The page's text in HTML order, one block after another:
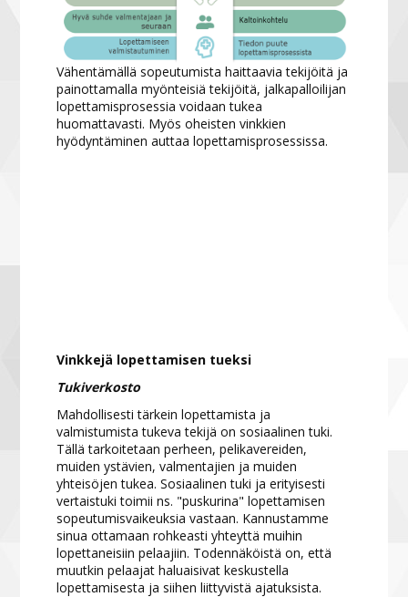
Vähentämällä sopeutumista haittaavia tekijöitä ja
painottamalla myönteisiä tekijöitä, jalkapalloilijan
lopettamisprosessia voidaan tukea
huomattavasti. Myös oheisten vinkkien
hyödyntäminen auttaa lopettamisprosessissa.
Vinkkejä lopettamisen tueksi
Tukiverkosto
Mahdollisesti tärkein lopettamista ja
valmistumista tukeva tekijä on sosiaalinen tuki.
Tällä tarkoitetaan perheen, pelikavereiden,
muiden ystävien, valmentajien ja muiden
yhteisöjen tukea. Sosiaalinen tuki ja erityisesti
vertaistuki toimii ns. "puskurina" lopettamisen
sopeutumisvaikeuksia vastaan. Kannustamme
sinua ottamaan rohkeasti yhteyttä muihin
lopettaneisiin pelaajiin. Todennäköistä on, että
muutkin pelaajat haluaisivat keskustella
lopettamisesta ja siihen liittyvistä ajatuksista.